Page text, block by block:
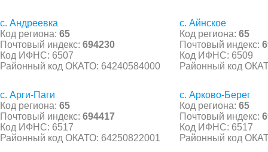
с. Андреевка
Код региона: 65
Почтовый индекс: 694230
Код ИФНС: 6507
Районный код ОКАТО: 64240584000
с. Айнское
Код региона: 65
Почтовый индекс:
Код ИФНС: 6509
Районный код
с. Арги-Паги
Код региона: 65
Почтовый индекс: 694417
Код ИФНС: 6517
Районный код ОКАТО: 64250822001
с. Арково-Берег
Код региона: 65
Почтовый индекс:
Код ИФНС: 6517
Районный код